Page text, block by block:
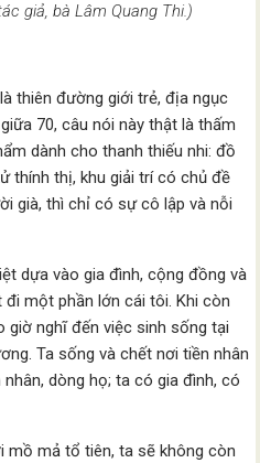
ác giả, bà Lâm Quang Thi.)
thiên đường giới trẻ, địa ngục
70, câu nói này thật là thấm
dành cho thanh thiếu nhi: đồ
thính thị, khu giải trí có chủ đề
già, thì chỉ có sự cô lập và nỗi
dựa vào gia đình, cộng đồng và
một phần lớn cái tôi. Khi còn
giờ nghĩ đến việc sinh sống tại
Ta sống và chết nơi tiền nhân
dòng họ; ta có gia đình, có
mồ mả tổ tiên, ta sẽ không còn